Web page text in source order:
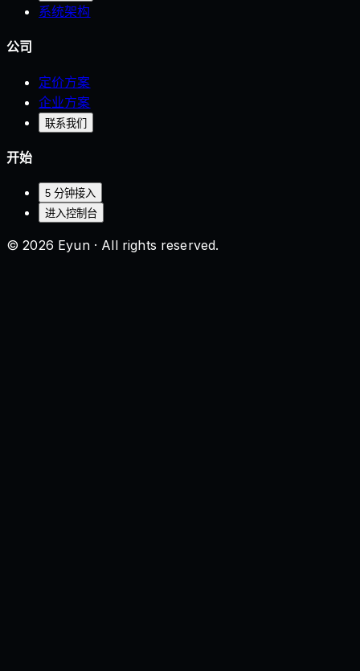
系统架构
公司
定价方案
企业方案
联系我们
开始
5 分钟接入
进入控制台
© 2026 Eyun · All rights reserved.